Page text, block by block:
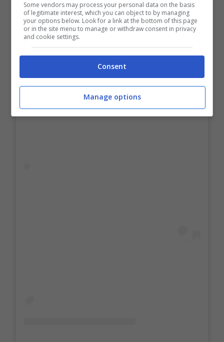
Visualizza questo post su Instagram
Some vendors may process your personal data on the basis
of legitimate interest, which you can object to by managing
your options below. Look for a link at the bottom of this page
or in the site menu to manage or withdraw consent in privacy
and cookie settings.
Consent
Manage options